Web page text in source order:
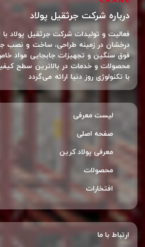
درباره شرکت جرثقیل پولاد
درخشان در زمینه طراحی، ساخت و نصب
فوق سنگین و تجهیزات جابجایی مواد
محصولات و خدمات در بالاترین سطح
با تکنولوژی روز دنیا ارائه می‌گردد
لیست معرفی
صفحه اصلی
معرفی پولاد کرین
محصولات
افتخارات
ارتباط با ما